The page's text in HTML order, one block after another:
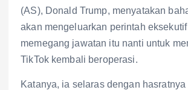
(AS), Donald Trump, menyatakan
akan mengeluarkan perintah
memegang jawatan itu nanti untuk
TikTok kembali beroperasi.
Katanya, ia selaras dengan hasratnya